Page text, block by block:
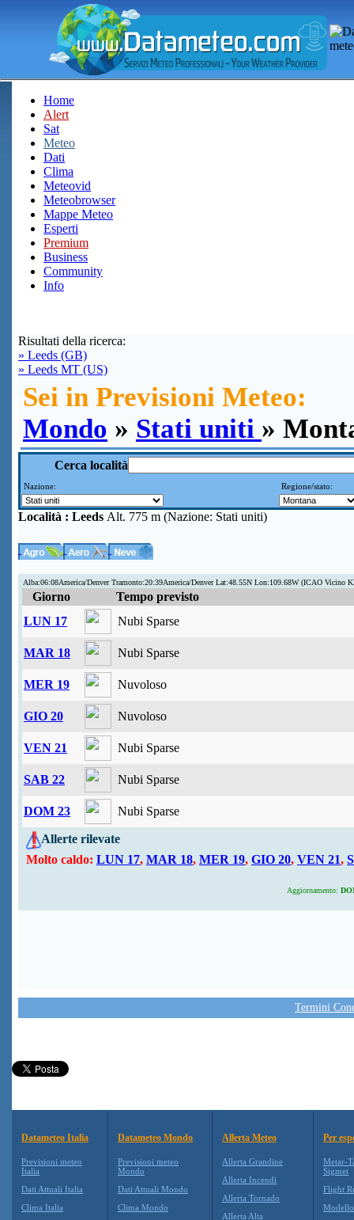
Home
Alert
Sat
Meteo
Dati
Clima
Meteovid
Meteobrowser
Mappe Meteo
Esperti
Premium
Business
Community
Info
Risultati della ricerca:
» Leeds (GB)
» Leeds MT (US)
Sei in Previsioni Meteo:
Mondo » Stati uniti »
Cerca località
Nazione: Regione/stato:
Località : Leeds Alt. 775 m (Nazione: Stati uniti)
Alba:06:08America/Denver Tramonto:20:39America/Denver Lat:48.55N Lon:109.68W (ICAO Vicino
Giorno
Tempo previsto
LUN 17
Nubi Sparse
MAR 18 Nubi Sparse
MER 19 Nuvoloso
GIO 20 Nuvoloso
VEN 21 Nubi Sparse
SAB 22 Nubi Sparse
DOM 23 Nubi Sparse
Allerte rilevate
Molto caldo: LUN 17, MAR 18, MER 19, GIO 20, VEN 21,
Aggiornamento:
Termini
Datameteo Italia
Previsioni meteo
Italia
Dati Attuali Italia
Clima Italia
Datameteo Mondo
Previsioni meteo
Mondo
Dati Attuali Mondo
Clima Mondo
Allerta Meteo
Allerta Grandine
Allerta Incendi
Allerta Tornado
Allerta Alta
Per
Metar-
Sigmet
Flight